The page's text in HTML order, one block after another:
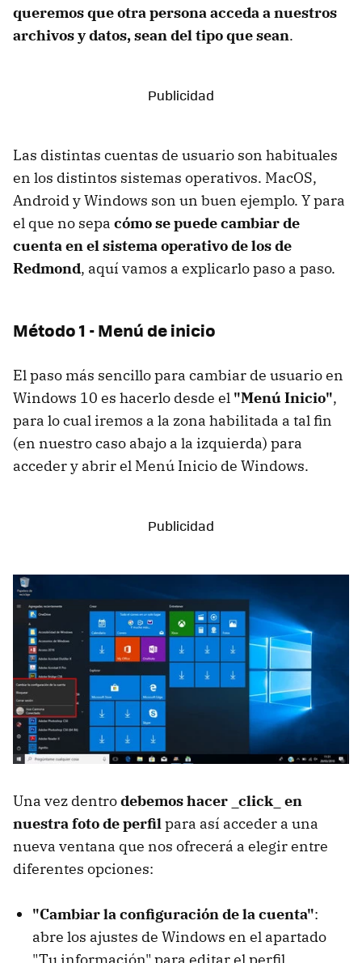
queremos que otra persona acceda a nuestros
archivos y datos, sean del tipo que sean.
Las distintas cuentas de usuario son habituales
en los distintos sistemas operativos. MacOS,
Android y Windows son un buen ejemplo. Y para
el que no sepa cómo se puede cambiar de
cuenta en el sistema operativo de los de
Redmond, aquí vamos a explicarlo paso a paso.
Método 1 - Menú de inicio
El paso más sencillo para cambiar de usuario en
Windows 10 es hacerlo desde el "Menú Inicio",
para lo cual iremos a la zona habilitada a tal fin
(en nuestro caso abajo a la izquierda) para
acceder y abrir el Menú Inicio de Windows.
Una vez dentrodebemos hacer _click_ en
nuestra foto de perfil para así acceder a una
nueva ventana que nos ofrecerá a elegir entre
diferentes opciones:
"Cambiar la configuración de la cuenta":
abre los ajustes de Windows en el apartado
"Tu información" para editar el perfil.